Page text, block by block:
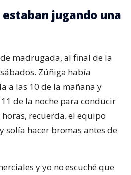
estaban jugando una
madrugada, al final de la
Zúñiga había
a las 10 de la mañana y
de la noche para conducir
recuerda, el equipo
solía hacer bromas antes de
y yo no escuché que